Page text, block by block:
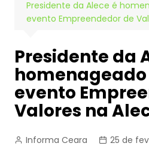
Presidente da Alece é
evento Empreendedor de
Presidente da
evento
Valores na
Informa Ceara
25 de